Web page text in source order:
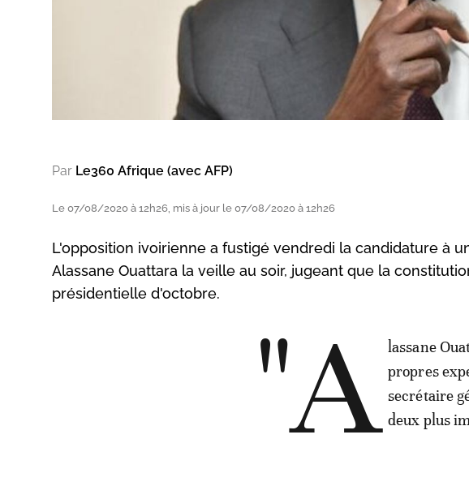
Par Le360 Afrique (avec AFP)
Le 07/08/2020 à 12h26, mis à jour le 07/08/2020 à 12h26
L'opposition ivoirienne a fustigé vendredi la candidature à
Alassane Ouattara la veille au soir, jugeant que la
présidentielle d'octobre.
"A lassane
propres
secrétaire
deux plus